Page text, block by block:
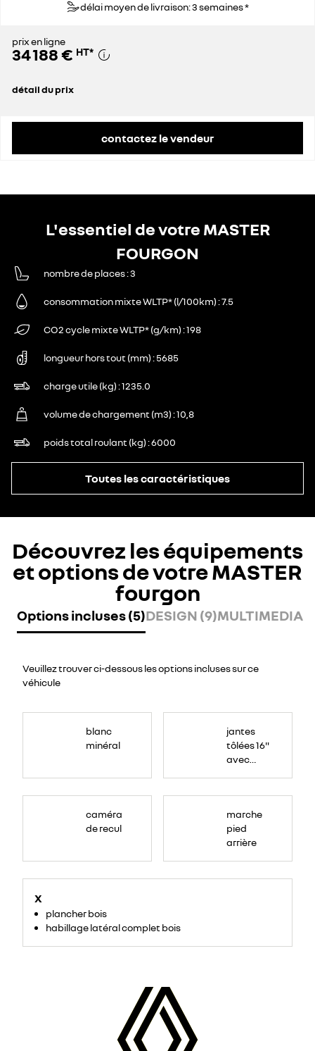
délai moyen de livraison: 3 semaines *
prix en ligne
34 188 € HT*
détail du prix
contactez le vendeur
L'essentiel de votre MASTER
FOURGON
nombre de places 3
consommation mixte WLTP* (l/100km) 7.5
CO2 cycle mixte WLTP* (g/km) 198
longueur hors tout (mm) 5685
charge utile (kg) 1235.0
volume de chargement (m3) 10,8
poids total roulant (kg) 6000
Toutes les caractéristiques
Découvrez les équipements
et options de votre MASTER
fourgon
Options incluses (5)DESIGN (9)MULTIMEDIA
Veuillez trouver ci-dessous les options incluses sur ce
véhicule
blanc
minéral
jantes
tôlées 16"
avec
caméra
de recul
X
plancher bois
habillage latéral complet bois
marche
pied
arrière